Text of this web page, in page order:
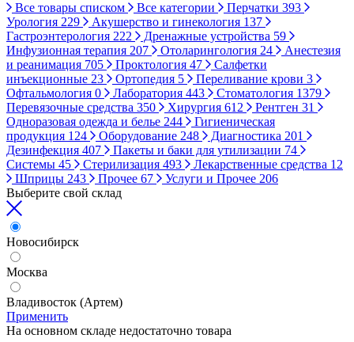
Все товары списком Все категории Перчатки 393
Урология 229 Акушерство и гинекология 137
Гастроэнтерология 222 Дренажные устройства 59
Инфузионная терапия 207 Отоларингология 24
Анестезия
и реанимация 705 Проктология 47
Салфетки
инъекционные 23 Ортопедия 5 Переливание крови 3
Офтальмология 0 Лаборатория 443 Стоматология 1379
Перевязочные средства 350 Хирургия 612 Рентген 31
Одноразовая одежда и белье 244
Гигиеническая
продукция 124 Оборудование 248 Диагностика 201
Дезинфекция 407 Пакеты и баки для утилизации 74
Системы 45 Стерилизация 493 Лекарственные средства 12
Шприцы 243 Прочее 67 Услуги и Прочее 206
Выберите свой склад
Новосибирск
Москва
Владивосток (Артем)
Применить
На основном складе недостаточно товара